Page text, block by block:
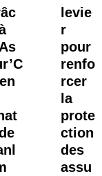
levie
r
pour
renfo
rcer
la
prote
ction
des
assu